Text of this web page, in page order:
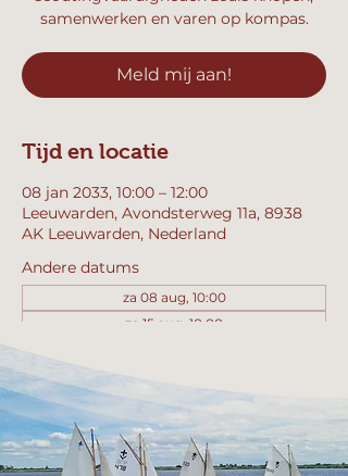
samenwerken en varen op kompas.
Meld mij aan!
Tijd en locatie
08 jan 2033, 10:00 – 12:00
Leeuwarden, Avondsterweg 11a, 8938
AK Leeuwarden, Nederland
Andere datums
za 08 aug, 10:00
za 15 aug, 10:00
Bekijk alle 358 datums
Meld mij aan!